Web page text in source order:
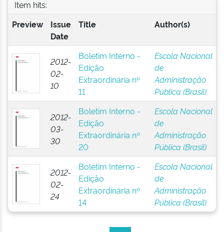
Item hits:
Preview
Issue
Date
Title Author(s)
2012-
02-
10
Boletim Interno -
Edição
Extraordinária nº
11
Escola Nacional
de
Administração
Pública (Brasil)
2012-
03-
30
Boletim Interno -
Edição
Extraordinária nº
20
Escola Nacional
de
Administração
Pública (Brasil)
2012-
02-
24
Boletim Interno -
Edição
Extraordinária nº
14
Escola Nacional
de
Administração
Pública (Brasil)